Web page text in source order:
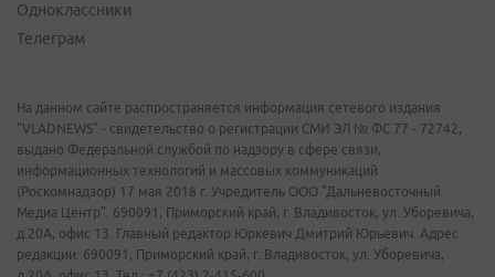
Одноклассники
Телеграм
На данном сайте распространяется информация сетевого издания
"VLADNEWS" - свидетельство о регистрации СМИ ЭЛ № ФС 77 - 72742,
выдано Федеральной службой по надзору в сфере связи,
информационных технологий и массовых коммуникаций
(Роскомнадзор) 17 мая 2018 г. Учредитель ООО "Дальневосточный
Медиа Центр". 690091, Приморский край, г. Владивосток, ул. Уборевича,
д.20А, офис 13. Главный редактор Юркевич Дмитрий Юрьевич. Адрес
редакции: 690091, Приморский край, г. Владивосток, ул. Уборевича,